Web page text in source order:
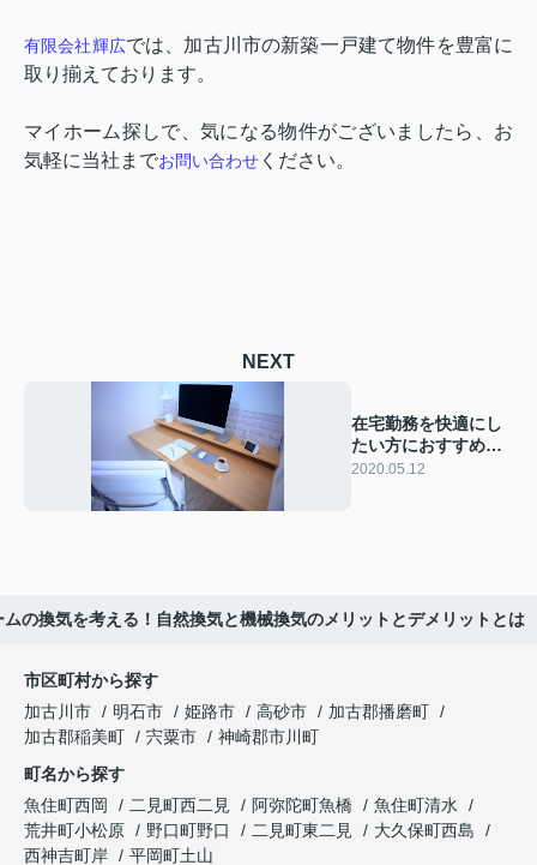
有限会社輝広では、加古川市の新築一戸建て物件を豊富に
取り揃えております。
マイホーム探しで、気になる物件がございましたら、お
気軽に当社までお問い合わせ ください。
NEXT
在宅勤務を快適にし
たい方におすすめの2
つの方法
2020.05.12
ムの換気を考える！自然換気と機械換気のメリットとデメリットとは
市区町村から探す
加古川市
明石市 姫路市 高砂市
加古郡播磨町
加古郡稲美町
宍粟市
神崎郡市川町
町名から探す
魚住町西岡
二見町西二見 阿弥陀町魚橋
魚住町清水
荒井町小松原
野口町野口 二見町東二見
大久保町西島
西神吉町岸
平岡町土山